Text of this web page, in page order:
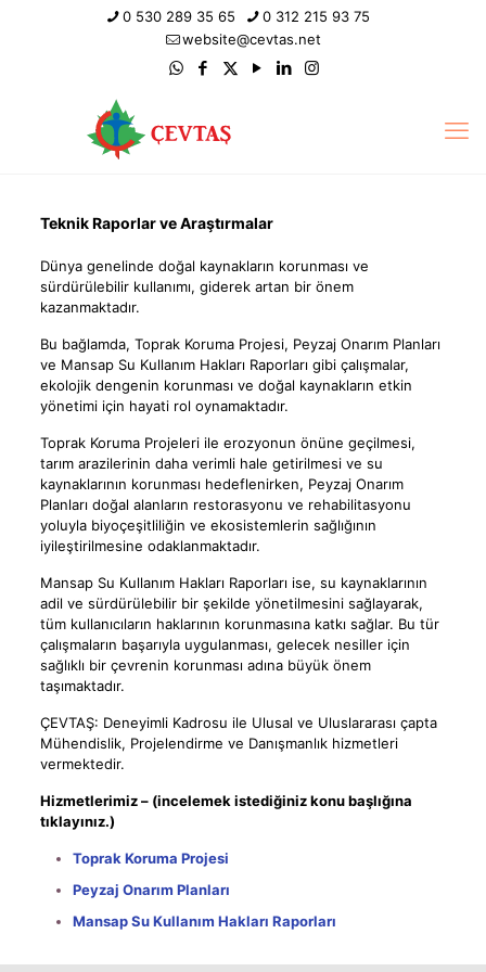
0 530 289 35 65
0 312 215 93 75
website@cevtas.net
Teknik Raporlar ve Araştırmalar
Dünya genelinde doğal kaynakların korunması ve
sürdürülebilir kullanımı, giderek artan bir önem
kazanmaktadır.
Bu bağlamda, Toprak Koruma Projesi, Peyzaj Onarım Planları
ve Mansap Su Kullanım Hakları Raporları gibi çalışmalar,
ekolojik dengenin korunması ve doğal kaynakların etkin
yönetimi için hayati rol oynamaktadır.
Toprak Koruma Projeleri ile erozyonun önüne geçilmesi,
tarım arazilerinin daha verimli hale getirilmesi ve su
kaynaklarının korunması hedeflenirken, Peyzaj Onarım
Planları doğal alanların restorasyonu ve rehabilitasyonu
yoluyla biyoçeşitliliğin ve ekosistemlerin sağlığının
iyileştirilmesine odaklanmaktadır.
Mansap Su Kullanım Hakları Raporları ise, su kaynaklarının
adil ve sürdürülebilir bir şekilde yönetilmesini sağlayarak,
tüm kullanıcıların haklarının korunmasına katkı sağlar. Bu tür
çalışmaların başarıyla uygulanması, gelecek nesiller için
sağlıklı bir çevrenin korunması adına büyük önem
taşımaktadır.
ÇEVTAŞ: Deneyimli Kadrosu ile Ulusal ve Uluslararası çapta
Mühendislik, Projelendirme ve Danışmanlık hizmetleri
vermektedir.
Hizmetlerimiz – (incelemek istediğiniz konu başlığına
tıklayınız.)
Toprak Koruma Projesi
Peyzaj Onarım Planları
Mansap Su Kullanım Hakları Raporları